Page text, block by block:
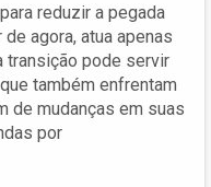
reduzir a pegada
agora, atua apenas
transição pode servir
também enfrentam
de mudanças em suas
por